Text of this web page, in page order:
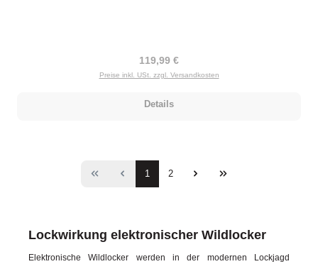
Regulärer Preis:
119,99 €
Preise inkl. USt. zzgl. Versandkosten
Details
Seite
1 Seite
2
Lockwirkung elektronischer Wildlocker
Elektronische Wildlocker werden in der modernen Lockjagd